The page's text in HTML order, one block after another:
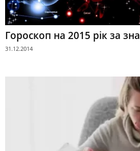
Гороскоп на 2015 рік за
31.12.2014